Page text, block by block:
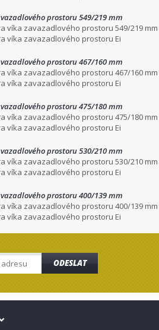
prostoru 549/219 mm
víka zavazadlového prostoru 549/219 mm
víka zavazadlového prostoru Ei
prostoru 467/160 mm
víka zavazadlového prostoru 467/160 mm
víka zavazadlového prostoru Ei
prostoru 475/180 mm
víka zavazadlového prostoru 475/180 mm
víka zavazadlového prostoru Ei
prostoru 530/210 mm
víka zavazadlového prostoru 530/210 mm
víka zavazadlového prostoru Ei
prostoru 400/139 mm
víka zavazadlového prostoru 400/139 mm
víka zavazadlového prostoru Ei
ODESLAT